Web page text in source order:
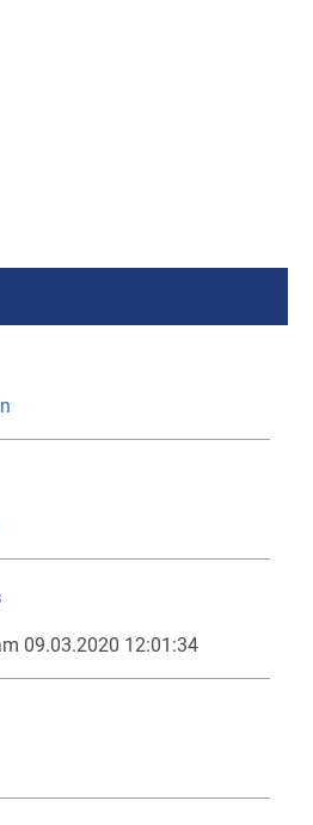
09.03.2020 12:01:34